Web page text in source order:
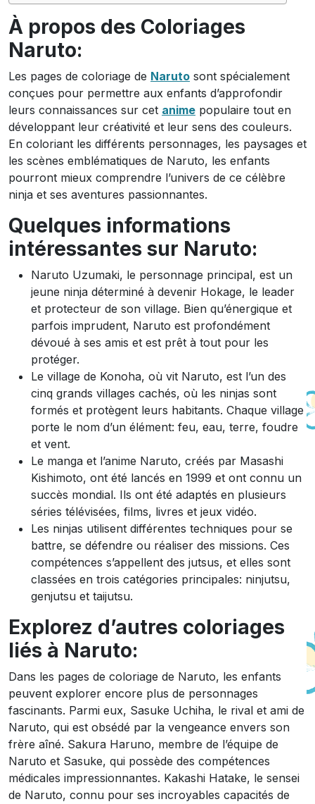
À propos des Coloriages
Naruto:
Les pages de coloriage de Naruto sont spécialement
conçues pour permettre aux enfants d’approfondir
leurs connaissances sur cet anime populaire tout en
développant leur créativité et leur sens des couleurs.
En coloriant les différents personnages, les paysages et
les scènes emblématiques de Naruto, les enfants
pourront mieux comprendre l’univers de ce célèbre
ninja et ses aventures passionnantes.
Quelques informations
intéressantes sur Naruto:
Naruto Uzumaki, le personnage principal, est un
jeune ninja déterminé à devenir Hokage, le leader
et protecteur de son village. Bien qu’énergique et
parfois imprudent, Naruto est profondément
dévoué à ses amis et est prêt à tout pour les
protéger.
Le village de Konoha, où vit Naruto, est l’un des
cinq grands villages cachés, où les ninjas sont
formés et protègent leurs habitants. Chaque village
porte le nom d’un élément: feu, eau, terre, foudre
et vent.
Le manga et l’anime Naruto, créés par Masashi
Kishimoto, ont été lancés en 1999 et ont connu un
succès mondial. Ils ont été adaptés en plusieurs
séries télévisées, films, livres et jeux vidéo.
Les ninjas utilisent différentes techniques pour se
battre, se défendre ou réaliser des missions. Ces
compétences s’appellent des jutsus, et elles sont
classées en trois catégories principales: ninjutsu,
genjutsu et taijutsu.
Explorez d’autres coloriages
liés à Naruto:
Dans les pages de coloriage de Naruto, les enfants
peuvent explorer encore plus de personnages
fascinants. Parmi eux, Sasuke Uchiha, le rival et ami de
Naruto, qui est obsédé par la vengeance envers son
frère aîné. Sakura Haruno, membre de l’équipe de
Naruto et Sasuke, qui possède des compétences
médicales impressionnantes. Kakashi Hatake, le sensei
de Naruto, connu pour ses incroyables capacités de